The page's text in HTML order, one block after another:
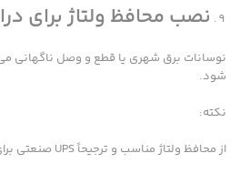
نصب محافظ ولتاژ برای
نوسانات برق شهری یا قطع و وصل ناگهانی
شود.
نکته:
از محافظ ولتاژ مناسب و ترجیحاً UPS صنعتی برای حفاظت از تابلو استفاده کنید.